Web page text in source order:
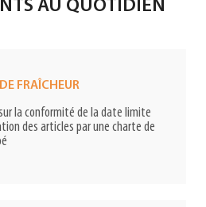
AU QUOTIDIEN
FRAÎCHEUR
la conformité de la date limite
des articles par une charte de